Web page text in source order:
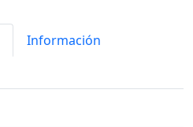
Información